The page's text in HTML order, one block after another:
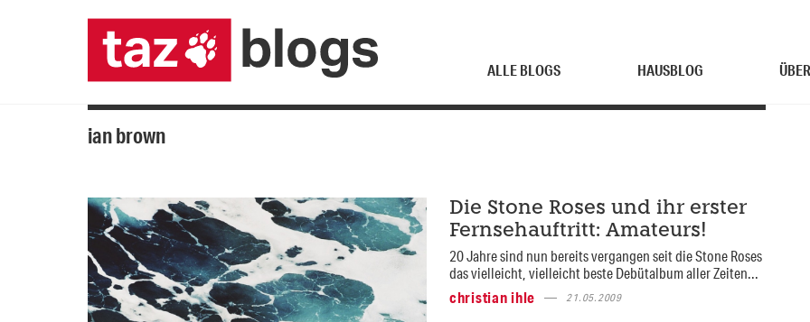
ALLE BLOGS HAUSBLOG
ian brown
Die Stone Roses und ihr erster
Fernsehauftritt: Amateurs!
20 Jahre sind nun bereits vergangen seit die Stone Roses
das vielleicht, vielleicht beste Debütalbum aller Zeiten...
christian ihle
21.05.2009